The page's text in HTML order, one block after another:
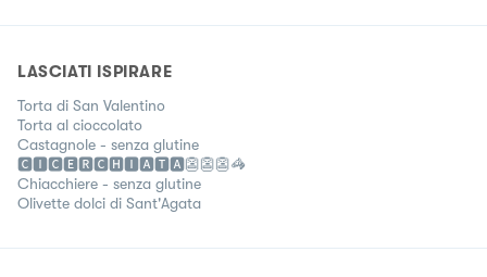
LASCIATI ISPIRARE
Torta di San Valentino
Torta al cioccolato
Castagnole - senza glutine
🅲🅸🅲🅴🆁🅲🅷🅸🅰🆃🅰👺👺👺🦓
Chiacchiere - senza glutine
Olivette dolci di Sant'Agata